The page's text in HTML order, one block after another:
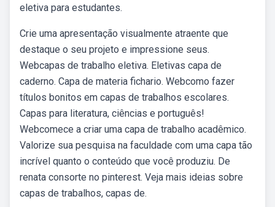
eletiva para estudantes.
Crie uma apresentação visualmente atraente que
destaque o seu projeto e impressione seus.
Webcapas de trabalho eletiva. Eletivas capa de
caderno. Capa de materia fichario. Webcomo fazer
títulos bonitos em capas de trabalhos escolares.
Capas para literatura, ciências e português!
Webcomece a criar uma capa de trabalho acadêmico.
Valorize sua pesquisa na faculdade com uma capa tão
incrível quanto o conteúdo que você produziu. De
renata consorte no pinterest. Veja mais ideias sobre
capas de trabalhos, capas de.